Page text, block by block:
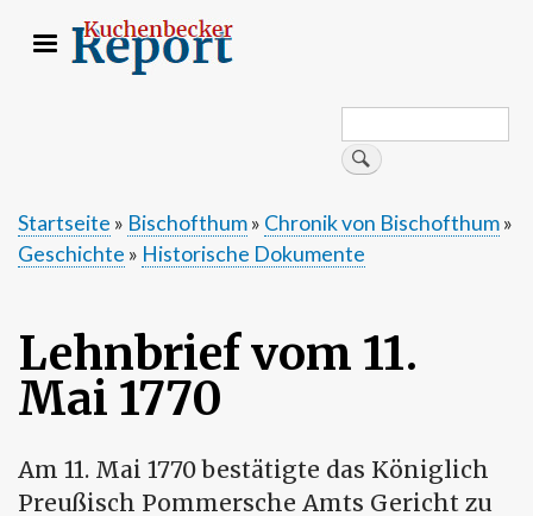
Suche
Pfadnavigation
Startseite Bischofthum
Chronik von Bischofthum
Geschichte
Historische Dokumente
Lehnbrief vom 11.
Mai 1770
Am 11. Mai 1770 bestätigte das Königlich
Preußisch Pommersche Amts Gericht zu